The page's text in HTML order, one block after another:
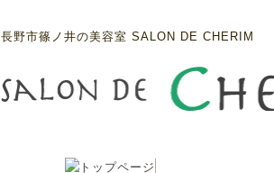
長野市篠ノ井の美容室 SALON DE CHERIM